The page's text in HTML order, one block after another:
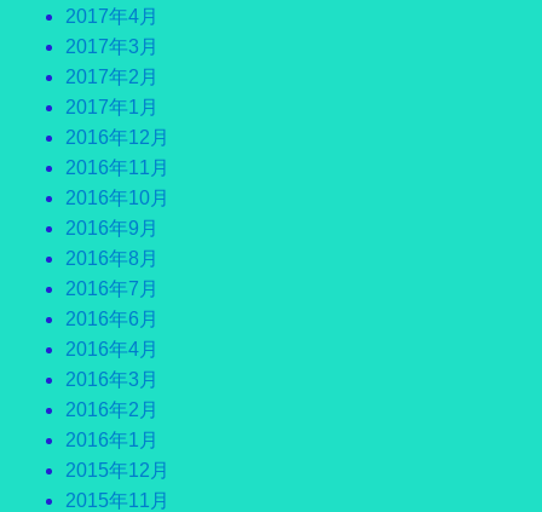
2017年4月
2017年3月
2017年2月
2017年1月
2016年12月
2016年11月
2016年10月
2016年9月
2016年8月
2016年7月
2016年6月
2016年4月
2016年3月
2016年2月
2016年1月
2015年12月
2015年11月